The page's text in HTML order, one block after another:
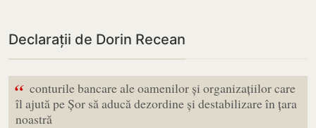
Declarații de Dorin Recean
“ conturile bancare ale oamenilor și organizațiilor care
îl ajută pe Șor să aducă dezordine și destabilizare în țara
noastră